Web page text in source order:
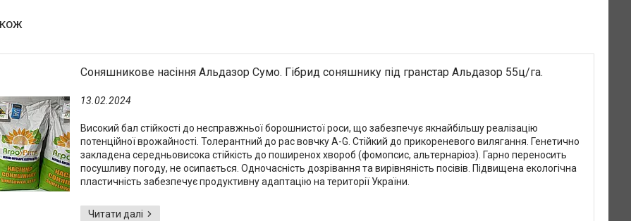
Соняшникове насіння Альдазор Сумо. Гібрид соняшнику під гранстар Альдазор 55ц/га.
13.02.2024
Високий бал стійкості до несправжньої борошнистої роси, що забезпечує якнайбільшу реалізацію
потенційної врожайності. Толерантний до рас вовчку А-G. Стійкий до прикореневого вилягання. Генетично
закладена середньовисока стійкість до поширенох хвороб (фомопсис, альтернаріоз). Гарно переносить
посушливу погоду, не осипається. Одночасність дозрівання та вирівняність посівів. Підвищена екологічна
пластичність забезпечує продуктивну адаптацію на території України.